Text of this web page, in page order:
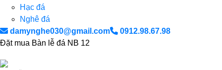
Hạc đá
Nghê đá
damynghe030@gmail.com
0912.98.67.98
Đặt mua Bàn lễ đá NB 12